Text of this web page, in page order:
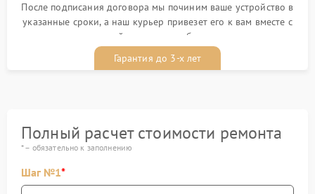
После подписания договора мы починим ваше устройство в
указанные сроки, а наш курьер привезет его к вам вместе с
гарантийным талоном бесплатно
Гарантия до 3-х лет
Полный расчет стоимости ремонта
* – обязательно к заполнению
Шаг №1